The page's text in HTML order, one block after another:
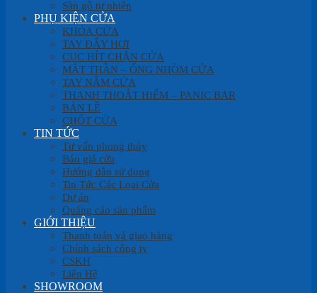
Sàn gỗ tự nhiên
PHỤ KIỆN CỬA
KHÓA CỬA
TAY ĐẨY HƠI
CỤC HÍT CHẶN CỬA
MẮT THẦN – ỐNG NHÒM CỬA
TAY NẮM CỬA
THANH THOÁT HIỂM – PANIC BAR
BẢN LỀ
CHỐT CỬA
TIN TỨC
Tư vấn phong thủy
Báo giá cửa
Hướng dẫn sử dụng
Tin Tức Các Loại Cửa
Dự án
Quảng cáo sản phẩm
GIỚI THIỆU
Thanh toán và giao hàng
Chính sách công ty
CSKH
Liên Hệ
SHOWROOM